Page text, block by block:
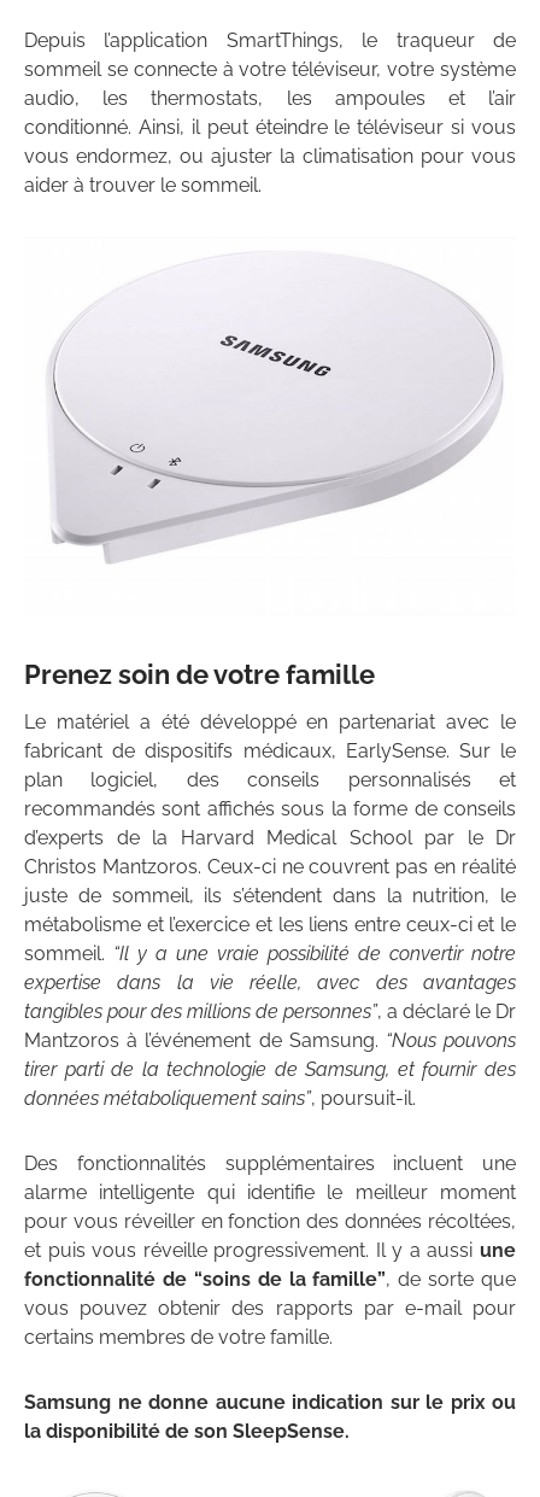
Depuis l’application SmartThings, le traqueur de
sommeil se connecte à votre téléviseur, votre système
audio, les thermostats, les ampoules et l’air
conditionné. Ainsi, il peut éteindre le téléviseur si vous
vous endormez, ou ajuster la climatisation pour vous
aider à trouver le sommeil.
Prenez soin de votre famille
Le matériel a été développé en partenariat avec le
fabricant de dispositifs médicaux, EarlySense. Sur le
plan logiciel, des conseils personnalisés et
recommandés sont affichés sous la forme de conseils
d’experts de la Harvard Medical School par le Dr
Christos Mantzoros. Ceux-ci ne couvrent pas en réalité
juste de sommeil, ils s’étendent dans la nutrition, le
métabolisme et l’exercice et les liens entre ceux-ci et le
sommeil. “Il y a une vraie possibilité de convertir notre
expertise dans la vie réelle, avec des avantages
tangibles pour des millions de personnes”, a déclaré le Dr
Mantzoros à l’événement de Samsung. “Nous pouvons
tirer parti de la technologie de Samsung, et fournir des
données métaboliquement sains”, poursuit-il.
Des fonctionnalités supplémentaires incluent une
alarme intelligente qui identifie le meilleur moment
pour vous réveiller en fonction des données récoltées,
et puis vous réveille progressivement. Il y a aussi une
fonctionnalité de “soins de la famille”, de sorte que
vous pouvez obtenir des rapports par e-mail pour
certains membres de votre famille.
Samsung ne donne aucune indication sur le prix ou
la disponibilité de son SleepSense.